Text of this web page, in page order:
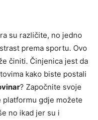
su različite, no jedno
prema sportu. Ovo
činiti. Činjenica jest da
kako biste postali
? Započnite svoje
gdje možete
no ikad jer su i